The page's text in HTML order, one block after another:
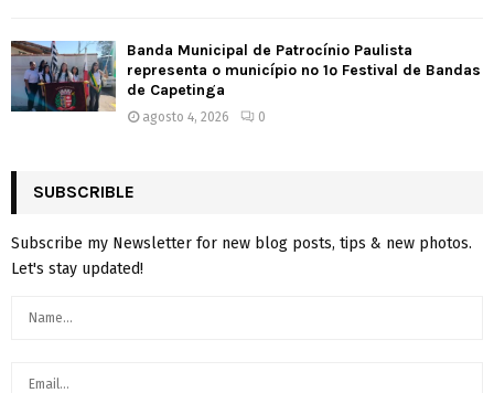
Banda Municipal de Patrocínio Paulista
representa o município no 1º Festival de Bandas
de Capetinga
agosto 4, 2026 0
SUBSCRIBLE
Subscribe my Newsletter for new blog posts, tips & new photos.
Let's stay updated!